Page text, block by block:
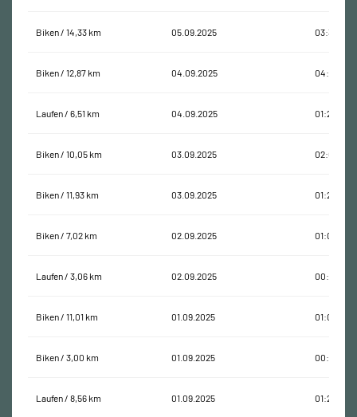
Biken / 14,33 km 05.09.2025 03:33:04
Biken / 12,87 km 04.09.2025 04:29:41
Laufen / 6,51 km 04.09.2025 01:21:22
Biken / 10,05 km 03.09.2025 02:03:15
Biken / 11,93 km 03.09.2025 01:25:46
Biken / 7,02 km 02.09.2025 01:02:06
Laufen / 3,06 km 02.09.2025 00:15:19
Biken / 11,01 km 01.09.2025 01:03:14
Biken / 3,00 km 01.09.2025 00:23:10
Laufen / 8,56 km 01.09.2025 01:20:48